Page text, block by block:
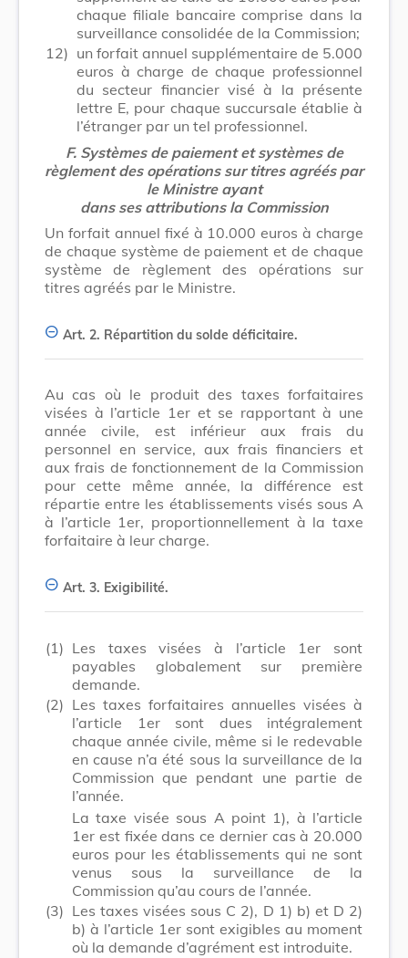
chaque filiale bancaire comprise dans la
surveillance consolidée de la Commission;
12) un forfait annuel supplémentaire de 5.000
euros à charge de chaque professionnel
du secteur financier visé à la présente
lettre E, pour chaque succursale établie à
l’étranger par un tel professionnel.
F. Systèmes de paiement et systèmes de
règlement des opérations sur titres agréés par
le Ministre ayant
dans ses attributions la Commission
Un forfait annuel fixé à 10.000 euros à charge
de chaque système de paiement et de chaque
système de règlement des opérations sur
titres agréés par le Ministre.
Art. 2. Répartition du solde déficitaire.
Au cas où le produit des taxes forfaitaires
visées à l’article 1er et se rapportant à une
année civile, est inférieur aux frais du
personnel en service, aux frais financiers et
aux frais de fonctionnement de la Commission
pour cette même année, la différence est
répartie entre les établissements visés sous A
à l’article 1er, proportionnellement à la taxe
forfaitaire à leur charge.
Art. 3. Exigibilité.
(1) Les taxes visées à l’article 1er sont
payables globalement sur première
demande.
(2) Les taxes forfaitaires annuelles visées à
l’article 1er sont dues intégralement
chaque année civile, même si le redevable
en cause n’a été sous la surveillance de la
Commission que pendant une partie de
l’année.
La taxe visée sous A point 1), à l’article
1er est fixée dans ce dernier cas à 20.000
euros pour les établissements qui ne sont
venus sous la surveillance de la
Commission qu’au cours de l’année.
(3) Les taxes visées sous C 2), D 1) b) et D 2)
b) à l’article 1er sont exigibles au moment
où la demande d’agrément est introduite.